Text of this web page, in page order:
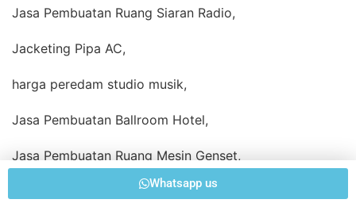
Jasa Pembuatan Ruang Siaran Radio,
Jacketing Pipa AC,
harga peredam studio musik,
Jasa Pembuatan Ballroom Hotel,
Jasa Pembuatan Ruang Mesin Genset,
Pembuatan Ruang Kedap Suara,
Whatsapp us